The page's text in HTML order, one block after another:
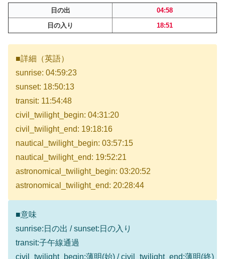
日の出
04:58
日の入り
18:51
■詳細（英語）
sunrise: 04:59:23
sunset: 18:50:13
transit: 11:54:48
civil_twilight_begin: 04:31:20
civil_twilight_end: 19:18:16
nautical_twilight_begin: 03:57:15
nautical_twilight_end: 19:52:21
astronomical_twilight_begin: 03:20:52
astronomical_twilight_end: 20:28:44
■意味
sunrise:日の出 / sunset:日の入り
transit:子午線通過
civil_twilight_begin:薄明(始) / civil_twilight_end:薄明(終)